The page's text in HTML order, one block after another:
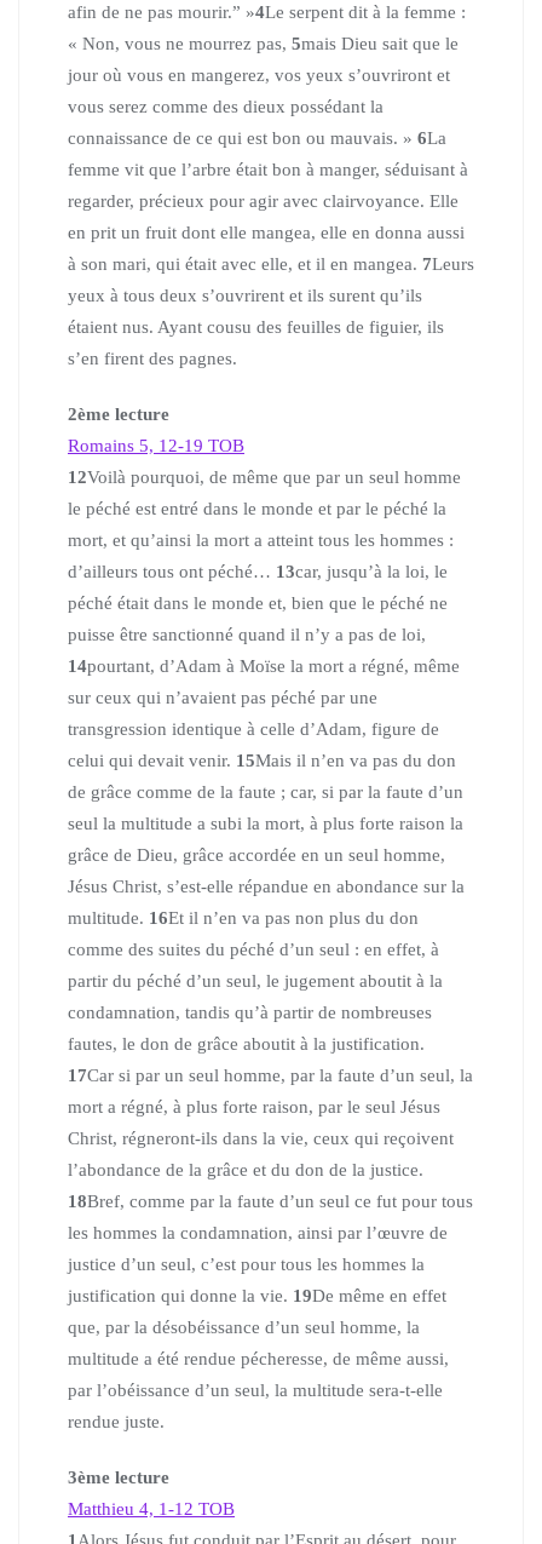
afin de ne pas mourir.” »4Le serpent dit à la femme :
« Non, vous ne mourrez pas, 5mais Dieu sait que le
jour où vous en mangerez, vos yeux s’ouvriront et
vous serez comme des dieux possédant la
connaissance de ce qui est bon ou mauvais. » 6La
femme vit que l’arbre était bon à manger, séduisant à
regarder, précieux pour agir avec clairvoyance. Elle
en prit un fruit dont elle mangea, elle en donna aussi
à son mari, qui était avec elle, et il en mangea. 7Leurs
yeux à tous deux s’ouvrirent et ils surent qu’ils
étaient nus. Ayant cousu des feuilles de figuier, ils
s’en firent des pagnes.
2ème lecture
Romains 5, 12-19 TOB
12Voilà pourquoi, de même que par un seul homme
le péché est entré dans le monde et par le péché la
mort, et qu’ainsi la mort a atteint tous les hommes :
d’ailleurs tous ont péché… 13car, jusqu’à la loi, le
péché était dans le monde et, bien que le péché ne
puisse être sanctionné quand il n’y a pas de loi,
14pourtant, d’Adam à Moïse la mort a régné, même
sur ceux qui n’avaient pas péché par une
transgression identique à celle d’Adam, figure de
celui qui devait venir. 15Mais il n’en va pas du don
de grâce comme de la faute ; car, si par la faute d’un
seul la multitude a subi la mort, à plus forte raison la
grâce de Dieu, grâce accordée en un seul homme,
Jésus Christ, s’est-elle répandue en abondance sur la
multitude. 16Et il n’en va pas non plus du don
comme des suites du péché d’un seul : en effet, à
partir du péché d’un seul, le jugement aboutit à la
condamnation, tandis qu’à partir de nombreuses
fautes, le don de grâce aboutit à la justification.
17Car si par un seul homme, par la faute d’un seul, la
mort a régné, à plus forte raison, par le seul Jésus
Christ, régneront-ils dans la vie, ceux qui reçoivent
l’abondance de la grâce et du don de la justice.
18Bref, comme par la faute d’un seul ce fut pour tous
les hommes la condamnation, ainsi par l’œuvre de
justice d’un seul, c’est pour tous les hommes la
justification qui donne la vie. 19De même en effet
que, par la désobéissance d’un seul homme, la
multitude a été rendue pécheresse, de même aussi,
par l’obéissance d’un seul, la multitude sera-t-elle
rendue juste.
3ème lecture
Matthieu 4, 1-12 TOB
1 Alors Jésus fut conduit par l’Esprit au désert, pour